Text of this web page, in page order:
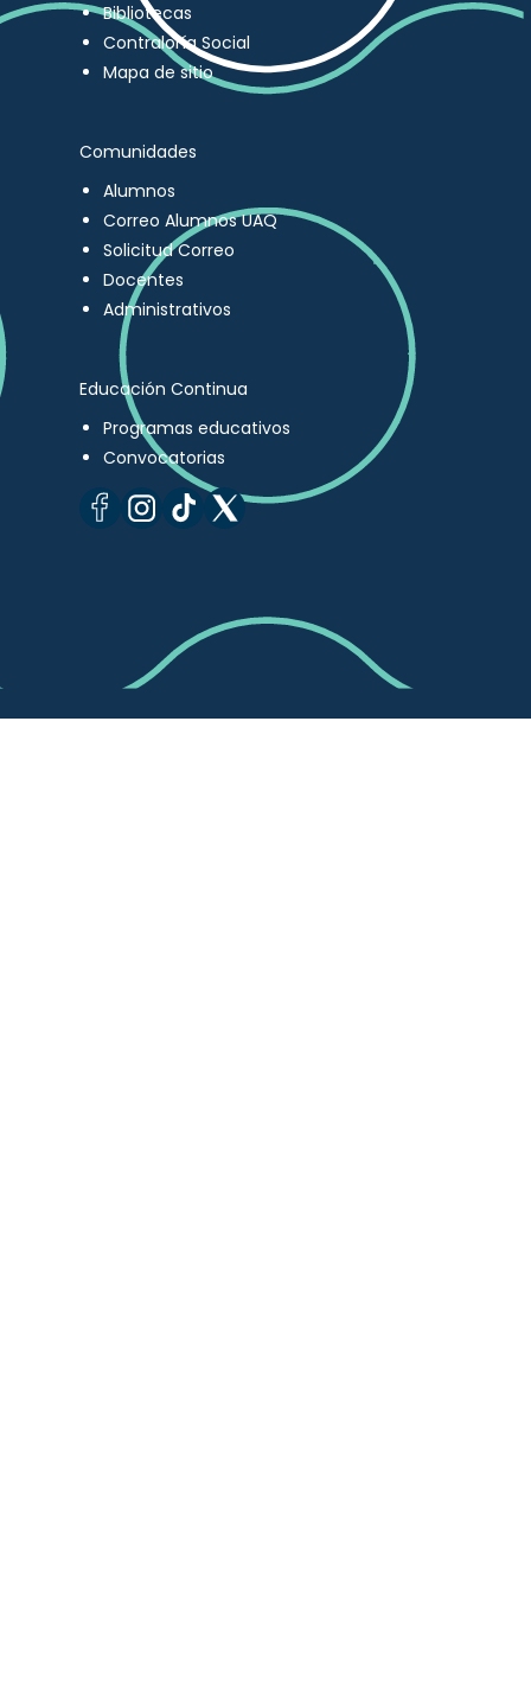
Bibliotecas
Contraloría Social
Mapa de sitio
Comunidades
Alumnos
Correo Alumnos UAQ
Solicitud Correo
Docentes
Administrativos
Educación Continua
Programas educativos
Convocatorias